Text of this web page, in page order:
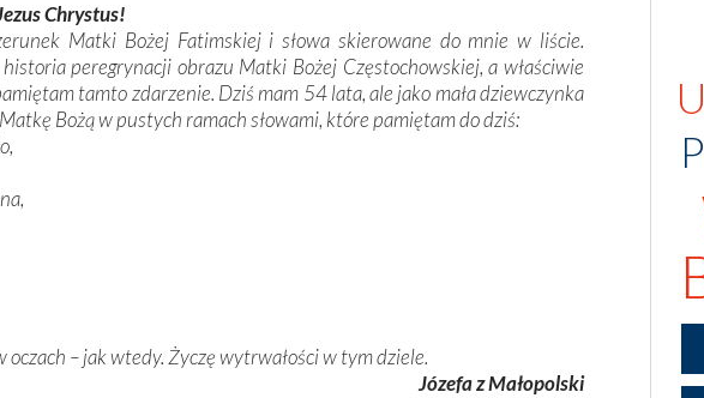
Chrystus!
Matki Bożej Fatimskiej i słowa skierowane do mnie w liście.
peregrynacji obrazu Matki Bożej Częstochowskiej, a właściwie
tamto zdarzenie. Dziś mam 54 lata, ale jako mała dziewczynka
Bożą w pustych ramach słowami, które pamiętam do dziś:
oczach – jak wtedy. Życzę wytrwałości w tym dziele.
Józefa z Małopolski